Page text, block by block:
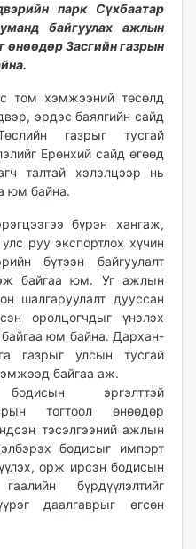
парк Сүхбаатар
байгуулах ажлын
өнөөдөр Засгийн газрын
том хэмжээний төсөлд
эрдэс баялгийн сайд
газрыг тусгай
Ерөнхий сайд өгөөд
талтай хэлэлцээр нь
юм байна.
бүрэн хангаж,
руу экспортлох хүчин
бүтээн байгуулалт
байгаа юм. Уг ажлын
шалгаруулалт дууссан
оролцогчдыг үнэлэх
юм байна. Дархан-
газрыг улсын тусгай
байгаа аж.
эргэлттэй
тогтоол өнөөдөр
тэсэлгээний ажлын
бодисыг импорт
орж ирсэн бодисын
бүрдүүлэлтийг
даалгаврыг өгсөн